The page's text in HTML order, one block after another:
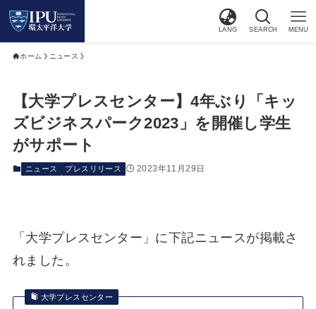
LANG SEARCH MENU
ホーム ニュース
【大学プレスセンター】4年ぶり「キッ
ズビジネスパーク2023」を開催し学生
がサポート
ニュース プレスリリース 2023年11月29日
「大学プレスセンター」に下記ニュースが掲載さ
れました。
大学プレスセンター